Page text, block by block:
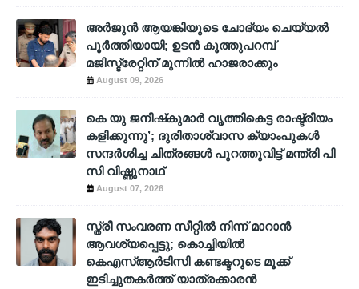
അര്‍ജുന്‍ ആയങ്കിയുടെ ചോദ്യം ചെയ്യല്‍
പൂര്‍ത്തിയായി; ഉടന്‍ കൂത്തുപറമ്പ്
മജിസ്ട്രേറ്റിന് മുന്നില്‍ ഹാജരാക്കും
August 09, 2026
കെ യു ജനീഷ്‌കുമാര്‍ വൃത്തികെട്ട രാഷ്ട്രീയം
കളിക്കുന്നു’; ദുരിതാശ്വാസ ക്യാംപുകള്‍
സന്ദര്‍ശിച്ച ചിത്രങ്ങള്‍ പുറത്തുവിട്ട് മന്ത്രി പി
സി വിഷ്ണുനാഥ്
August 07, 2026
സ്ത്രീ സംവരണ സീറ്റിൽ നിന്ന് മാറാൻ
ആവശ്യപ്പെട്ടു; കൊച്ചിയിൽ
കെഎസ്ആർടിസി കണ്ടക്ടറുടെ മൂക്ക്
ഇടിച്ചുതകർത്ത് യാത്രക്കാരൻ